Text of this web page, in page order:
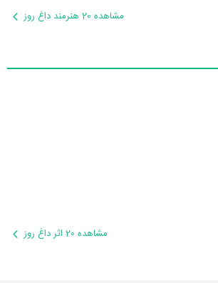
مشاهده 20 هنرمند داغ روز
مشاهده 20 اثر داغ روز